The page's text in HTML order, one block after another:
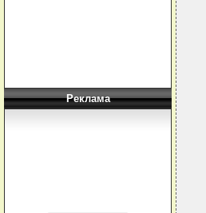
Реклама